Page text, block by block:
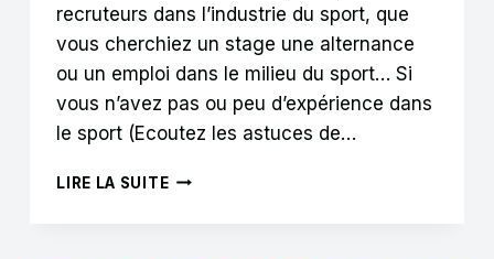
recruteurs dans l’industrie du sport, que
vous cherchiez un stage une alternance
ou un emploi dans le milieu du sport… Si
vous n’avez pas ou peu d’expérience dans
le sport (Ecoutez les astuces de…
LIRE LA SUITE7